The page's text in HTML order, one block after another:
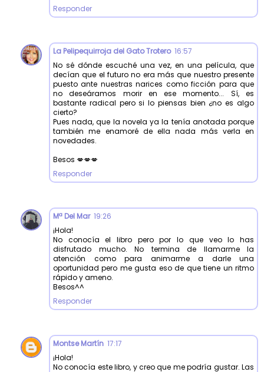
Responder
La Pelipequirroja del Gato Trotero 16:57
No sé dónde escuché una vez, en una película, que
decían que el futuro no era más que nuestro presente
puesto ante nuestras narices como ficción para que
no deseáramos morir en ese momento... Sí, es
bastante radical pero si lo piensas bien ¿no es algo
cierto?
Pues nada, que la novela ya la tenía anotada porque
también me enamoré de ella nada más verla en
novedades.
Besos 💋💋💋
Responder
Mª Del Mar 19:26
¡Hola!
No conocía el libro pero por lo que veo lo has
disfrutado mucho. No termina de llamarme la
atención como para animarme a darle una
oportunidad pero me gusta eso de que tiene un ritmo
rápido y ameno.
Besos^^
Responder
Montse Martín 17:17
¡Hola!
No conocía este libro, y creo que me podría gustar. Las